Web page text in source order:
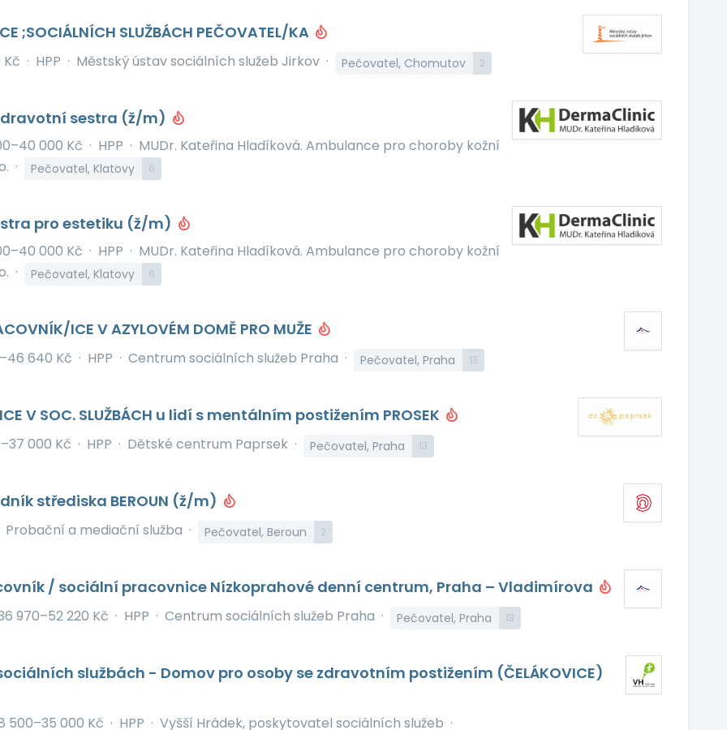
;SOCIÁLNÍCH SLUŽBÁCH PEČOVATEL/KA
Kč · HPP · Městský ústav sociálních služeb Jirkov · Pečovatel, Chomutov 2
sestra (ž/m)
000 Kč · HPP · MUDr. Kateřina Hladíková. Ambulance pro choroby kožní
· Pečovatel, Klatovy 6
pro estetiku (ž/m)
000 Kč · HPP · MUDr. Kateřina Hladíková. Ambulance pro choroby kožní
· Pečovatel, Klatovy 6
ICE V AZYLOVÉM DOMĚ PRO MUŽE
640 Kč · HPP · Centrum sociálních služeb Praha · Pečovatel, Praha 13
V SOC. SLUŽBÁCH u lidí s mentálním postižením PROSEK
000 Kč · HPP · Dětské centrum Paprsek · Pečovatel, Praha 13
střediska BEROUN (ž/m)
Probační a mediační služba · Pečovatel, Beroun 2
/ sociální pracovnice Nízkoprahové denní centrum, Praha – Vladimírova
970–52 220 Kč · HPP · Centrum sociálních služeb Praha · Pečovatel, Praha 13
službách - Domov pro osoby se zdravotním postižením (ČELÁKOVICE)
500–35 000 Kč · HPP · Vyšší Hrádek, poskytovatel sociálních služeb ·